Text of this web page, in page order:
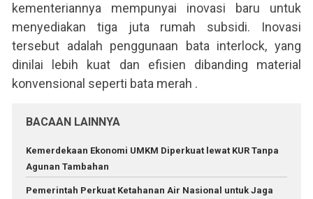
kementeriannya mempunyai inovasi baru untuk
menyediakan tiga juta rumah subsidi. Inovasi
tersebut adalah penggunaan bata interlock, yang
dinilai lebih kuat dan efisien dibanding material
konvensional seperti bata merah .
BACAAN LAINNYA
Kemerdekaan Ekonomi UMKM Diperkuat lewat KUR Tanpa
Agunan Tambahan
Pemerintah Perkuat Ketahanan Air Nasional untuk Jaga